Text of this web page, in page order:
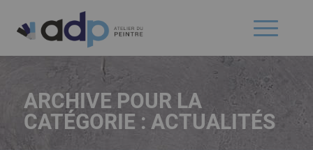
ARCHIVE POUR LA
CATÉGORIE : ACTUALITÉS